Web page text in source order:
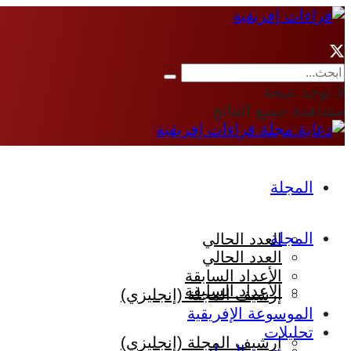
لا توجد نتيجة
مشاهدة جميع النتائج
المجلة
العدد الحالي
الأعداد السابقة
إرشيف المجلة (إنجليزي)
المجلة
العدد الحالي
الأعداد السابقة
إرشيف المجلة (إنجليزي)
الموسوعة الإفريقية
تحليلات